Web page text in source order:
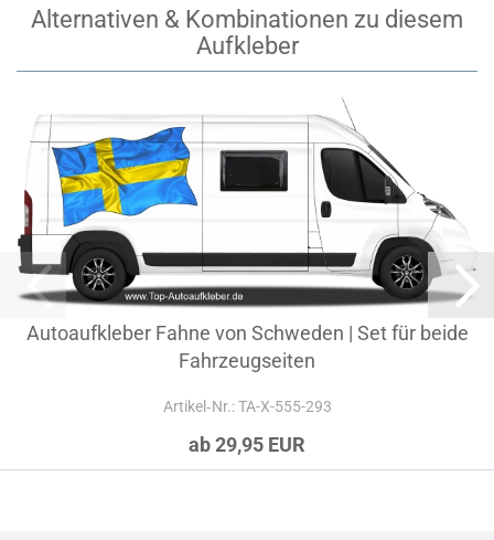
Alternativen & Kombinationen zu diesem
Aufkleber
Autoaufkleber Fahne von Schweden | Set für beide
Fahrzeugseiten
Artikel‑Nr.: TA-X-555-293
ab 29,95 EUR